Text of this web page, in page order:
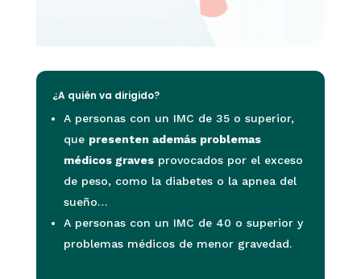
¿A quién va dirigido?
A personas con un IMC de 35 o superior,
que presenten además problemas
médicos gravesprovocados por el exceso
de peso, como la diabetes o la apnea del
sueño…
A personas con un IMC de 40 o superior y
problemas médicos de menor gravedad.